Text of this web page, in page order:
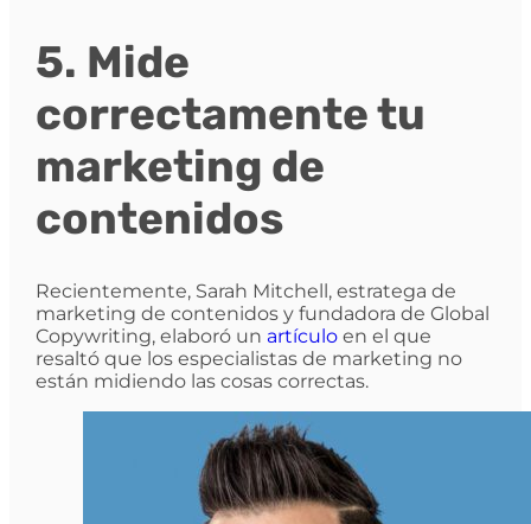
5. Mide
correctamente tu
marketing de
contenidos
Recientemente, Sarah Mitchell, estratega de
marketing de contenidos y fundadora de Global
Copywriting, elaboró un artículoen el que
resaltó que los especialistas de marketing no
están midiendo las cosas correctas.